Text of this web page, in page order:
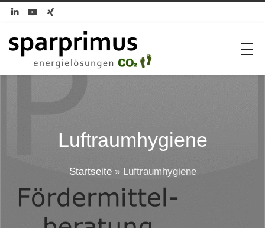
  
Luftraumhygiene
Startseite» Luftraumhygiene